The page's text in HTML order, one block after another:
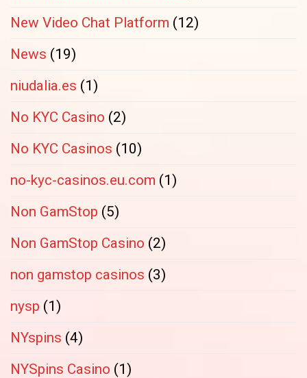
New Video Chat Platform (12)
News (19)
niudalia.es (1)
No KYC Casino (2)
No KYC Casinos (10)
no-kyc-casinos.eu.com (1)
Non GamStop (5)
Non GamStop Casino (2)
non gamstop casinos (3)
nysp (1)
NYspins (4)
NYSpins Casino (1)